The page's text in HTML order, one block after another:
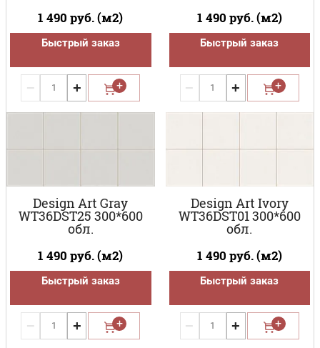
1 490 руб. (м2)
Быстрый заказ
− +
1 490 руб. (м2)
Быстрый заказ
− +
Design Art Gray
WT36DST25 300*600
обл.
1 490 руб. (м2)
Быстрый заказ
− +
Design Art Ivory
WT36DST01 300*600
обл.
1 490 руб. (м2)
Быстрый заказ
− +